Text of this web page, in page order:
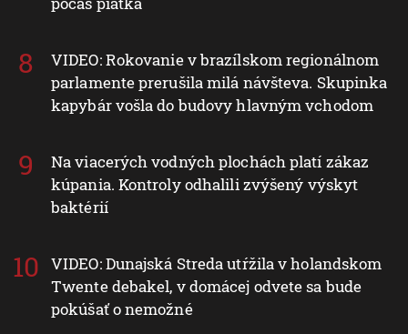
VIDEO: Rokovanie v brazílskom regionálnom
parlamente prerušila milá návšteva. Skupinka
kapybár vošla do budovy hlavným vchodom
Na viacerých vodných plochách platí zákaz
kúpania. Kontroly odhalili zvýšený výskyt
baktérií
VIDEO: Dunajská Streda utŕžila v holandskom
Twente debakel, v domácej odvete sa bude
pokúšať o nemožné